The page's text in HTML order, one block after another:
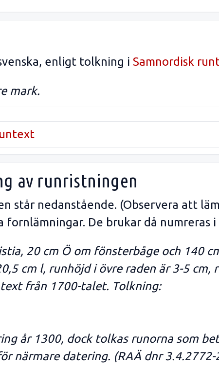
enligt tolkning i Samnordisk
mark.
av runristningen
står nedanstående. (Observera att
De brukar då numreras
20 cm Ö om fönsterbåge och 140
cm l, runhöjd i övre raden är 3-5 cm,
från 1700-talet. Tolkning:
år 1300, dock tolkas runorna som
närmare datering. (RAÄ dnr 3.4.2772-